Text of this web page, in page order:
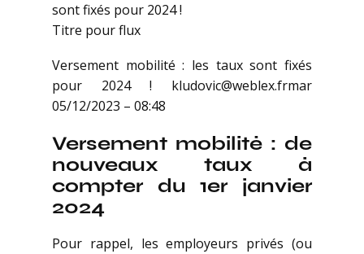
sont fixés pour 2024 !
Titre pour flux
Versement mobilité : les taux sont fixés
pour 2024 ! kludovic@weblex.frmar
05/12/2023 – 08:48
Versement mobilité : de
nouveaux taux à
compter du 1er janvier
2024
Pour rappel, les employeurs privés (ou